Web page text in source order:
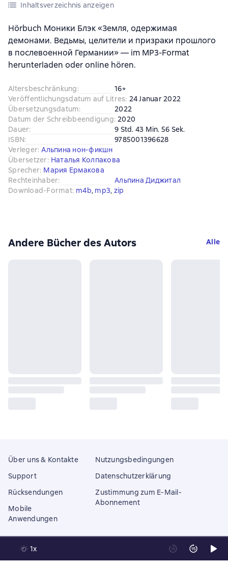
Inhaltsverzeichnis anzeigen
Hörbuch Моники Блэк «Земля, одержимая
демонами. Ведьмы, целители и призраки прошлого
в послевоенной Германии» — im MP3-Format
herunterladen oder online hören.
Altersbeschränkung:
16+
Veröffentlichungsdatum auf Litres: 24 Januar 2022
Übersetzungsdatum:
2022
Datum der Schreibbeendigung: 2020
Dauer:
9 Std. 43 Min. 56 Sek.
ISBN:
9785001396628
Verleger: Альпина нон-фикшн
Übersetzer: Наталья Колпакова
Sprecher: Мария Ермакова
Rechteinhaber:
Альпина Диджитал
Download-Format: m4b, mp3, zip
Andere Bücher des Autors Alle
1x
Über uns & Kontakte
Support
Rücksendungen
Mobile
Anwendungen
Nutzungsbedingungen
Datenschutzerklärung
Zustimmung zum E-Mail-
Abonnement
18 Mallow street co. Limerick, Ireland